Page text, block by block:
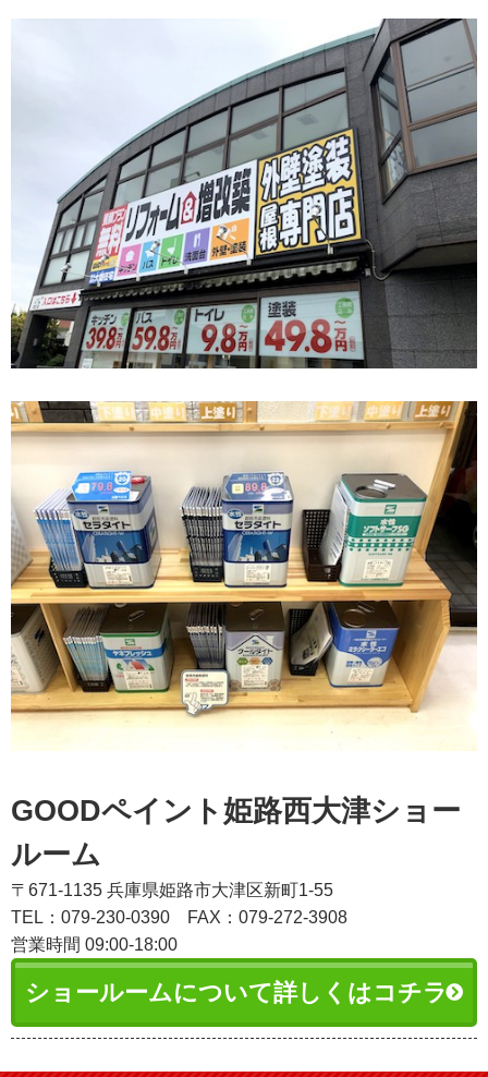
GOODペイント姫路西大津ショー
ルーム
〒671-1135 兵庫県姫路市大津区新町1-55
TEL：079-230-0390
FAX：079-272-3908
営業時間 09:00-18:00
ショールームについて詳しくはコチラ